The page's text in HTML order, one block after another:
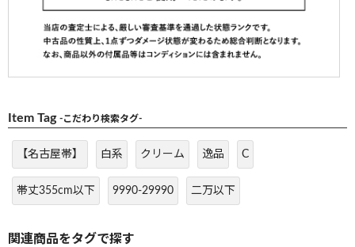
Item Tag -こだわり検索タグ-
【名古屋帯】 白系 クリーム 逸品 C
帯丈355cm以下 9990-29990 二万以下